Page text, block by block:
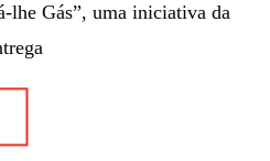
lhe Gás”, uma iniciativa da